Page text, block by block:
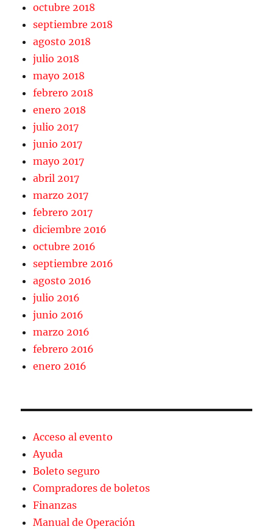
octubre 2018
septiembre 2018
agosto 2018
julio 2018
mayo 2018
febrero 2018
enero 2018
julio 2017
junio 2017
mayo 2017
abril 2017
marzo 2017
febrero 2017
diciembre 2016
octubre 2016
septiembre 2016
agosto 2016
julio 2016
junio 2016
marzo 2016
febrero 2016
enero 2016
Acceso al evento
Ayuda
Boleto seguro
Compradores de boletos
Finanzas
Manual de Operación